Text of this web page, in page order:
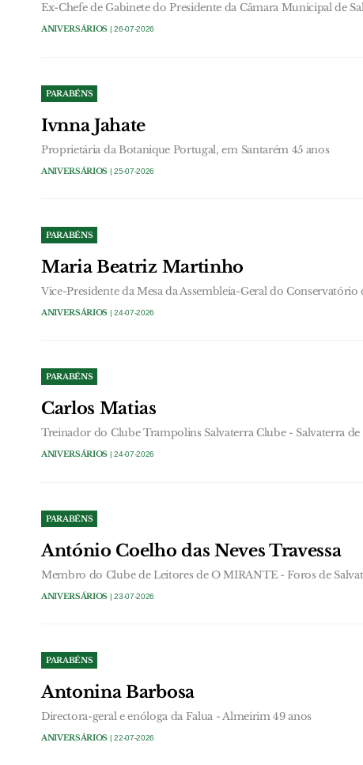
Ex-Chefe de Gabinete do Presidente da Câmara Municipal de
ANIVERSÁRIOS | 26-07-2026
PARABÉNS
Ivnna Jahate
Proprietária da Botanique Portugal, em Santarém 45 anos
ANIVERSÁRIOS | 25-07-2026
PARABÉNS
Maria Beatriz Martinho
Vice-Presidente da Mesa da Assembleia-Geral do Conservatório
ANIVERSÁRIOS | 24-07-2026
PARABÉNS
Carlos Matias
Treinador do Clube Trampolins Salvaterra Clube - Salvaterra de
ANIVERSÁRIOS | 24-07-2026
PARABÉNS
António Coelho das Neves Travessa
Membro do Clube de Leitores de O MIRANTE - Foros de
ANIVERSÁRIOS | 23-07-2026
PARABÉNS
Antonina Barbosa
Directora-geral e enóloga da Falua - Almeirim 49 anos
ANIVERSÁRIOS | 22-07-2026